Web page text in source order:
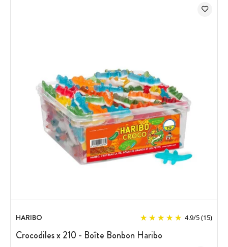
HARIBO 4.9/5(15)
Crocodiles x 210 - Boîte Bonbon Haribo